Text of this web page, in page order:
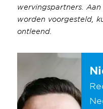
wervingspartners.
worden voorgesteld,
ontleend.